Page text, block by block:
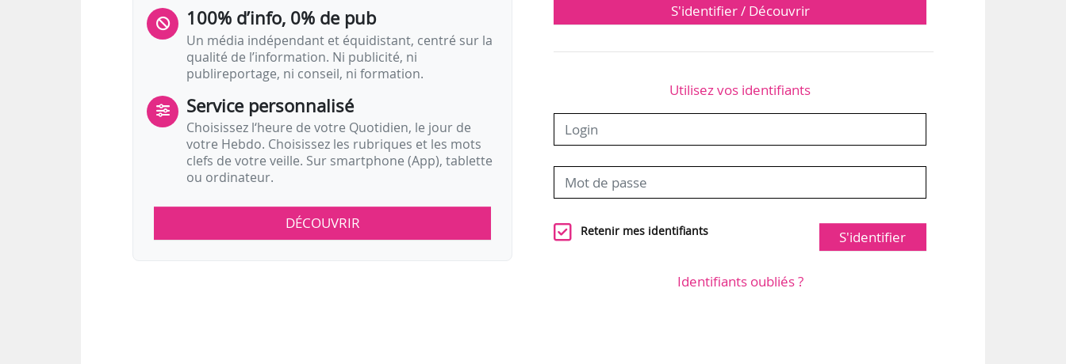
100% d’info, 0% de pub
Un média indépendant et équidistant, centré sur la
qualité de l’information. Ni publicité, ni
publireportage, ni conseil, ni formation.
Service personnalisé
Choisissez l‘heure de votre Quotidien, le jour de
votre Hebdo. Choisissez les rubriques et les mots
clefs de votre veille. Sur smartphone (App), tablette
ou ordinateur.
DÉCOUVRIR
S'identifier / Découvrir
Utilisez vos identifiants
Retenir mes identifiants S'identifier
Identifiants oubliés ?